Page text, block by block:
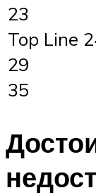
23
Top Line
29
35